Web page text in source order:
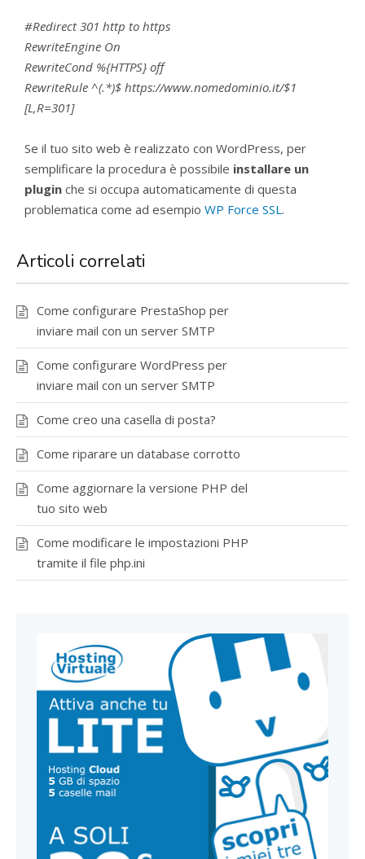
#Redirect 301 http to https
RewriteEngine On
RewriteCond %{HTTPS} off
RewriteRule ^(.*)$ https://www.nomedominio.it/$1
[L,R=301]
Se il tuo sito web è realizzato con WordPress, per
semplificare la procedura è possibile installare un
plugin che si occupa automaticamente di questa
problematica come ad esempio WP Force SSL.
Articoli correlati
Come configurare PrestaShop per
inviare mail con un server SMTP
Come configurare WordPress per
inviare mail con un server SMTP
Come creo una casella di posta?
Come riparare un database corrotto
Come aggiornare la versione PHP del
tuo sito web
Come modificare le impostazioni PHP
tramite il file php.ini